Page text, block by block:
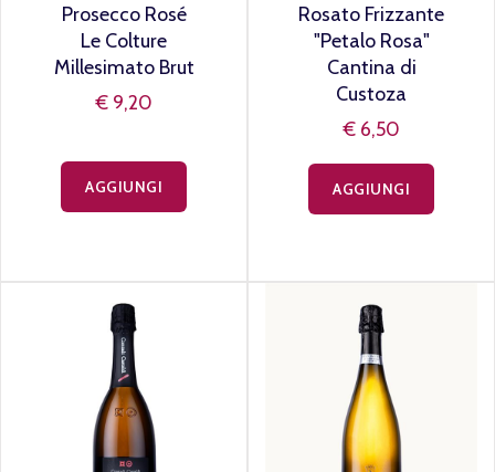
Prosecco Rosé
Le Colture
Millesimato Brut
€ 9,20
AGGIUNGI
Rosato Frizzante
"Petalo Rosa"
Cantina di
Custoza
€ 6,50
AGGIUNGI